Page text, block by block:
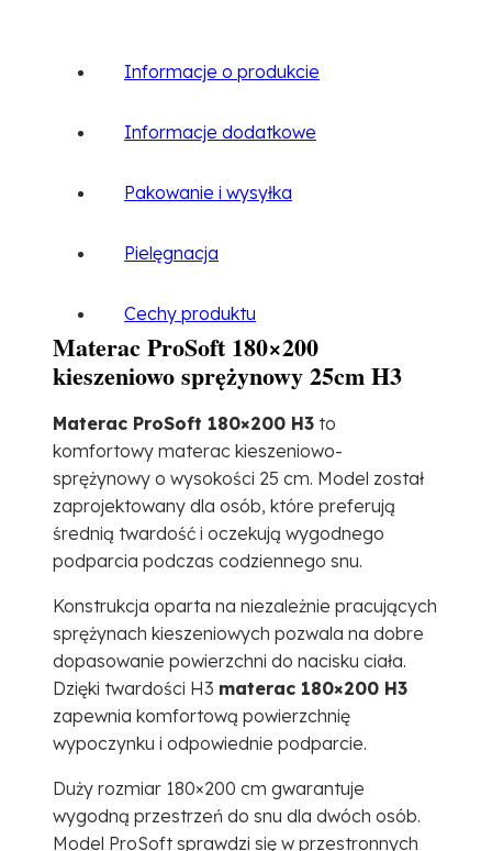
Informacje o produkcie
Informacje dodatkowe
Pakowanie i wysyłka
Pielęgnacja
Cechy produktu
Materac ProSoft 180×200
kieszeniowo sprężynowy 25cm H3
Materac ProSoft 180×200 H3 to
komfortowy materac kieszeniowo-
sprężynowy o wysokości 25 cm. Model został
zaprojektowany dla osób, które preferują
średnią twardość i oczekują wygodnego
podparcia podczas codziennego snu.
Konstrukcja oparta na niezależnie pracujących
sprężynach kieszeniowych pozwala na dobre
dopasowanie powierzchni do nacisku ciała.
Dzięki twardości H3 materac 180×200 H3
zapewnia komfortową powierzchnię
wypoczynku i odpowiednie podparcie.
Duży rozmiar 180×200 cm gwarantuje
wygodną przestrzeń do snu dla dwóch osób.
Model ProSoft sprawdzi się w przestronnych